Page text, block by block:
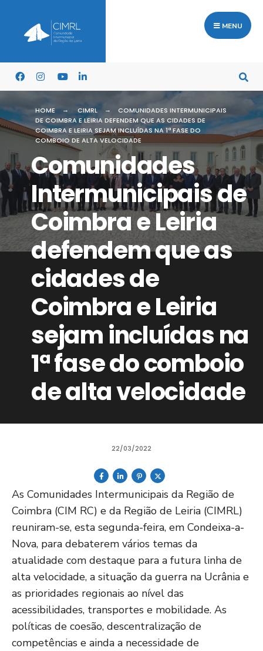
MENU
HOME CIMRL
COMUNIDADES INTERMUNICIPAIS
DE COIMBRA E LEIRIA DEFENDEM QUE AS CIDADES DE
COIMBRA E LEIRIA SEJAM INCLUÍDAS NA 1ª FASE DO
COMBOIO DE ALTA VELOCIDADE
Comunidades
Intermunicipais de
Coimbra e Leiria
defendem que as
cidades de
Coimbra e Leiria
sejam incluídas na
1ª fase do comboio
de alta velocidade
22/03/2022
As Comunidades Intermunicipais da Região de
Coimbra (CIM RC) e da Região de Leiria (CIMRL)
reuniram-se, esta segunda-feira, em Condeixa-a-
Nova, para debaterem vários temas da
atualidade com destaque para a futura linha de
alta velocidade, a situação da guerra na Ucrânia e
as prioridades regionais ao nível das
acessibilidades, transportes e mobilidade. As
políticas de coesão, descentralização de
competências e ainda a necessidade de